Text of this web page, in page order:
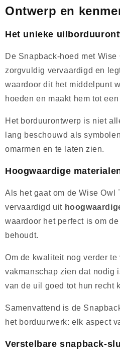
Ontwerp en
Het unieke
De Snapback-hoed met Wise
zorgvuldig vervaardigd en
waardoor dit het middelpunt
hoeden en maakt hem tot
Het borduurontwerp is niet
lang beschouwd als
omarmen en te laten zien.
Hoogwaardige
Als het gaat om de Wise Owl
vervaardigd uit
waardoor het perfect is om
behoudt.
Om de kwaliteit nog verder
vakmanschap zien dat nodig
van de uil goed tot hun recht
Samenvattend is de
het borduurwerk: elk aspect
Verstelbare snapback-